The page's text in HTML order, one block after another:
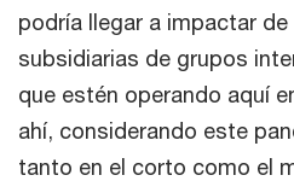
podría llegar a impactar
subsidiarias de grupos
que estén operando aquí
ahí, considerando este
tanto en el corto como el